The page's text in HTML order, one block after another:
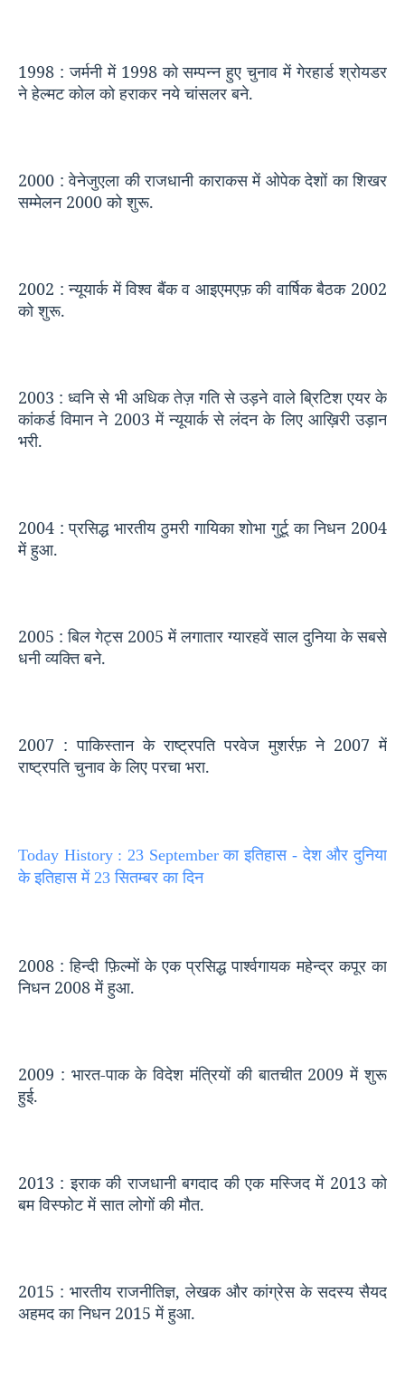
1998 :जर्मनी में 1998को सम्पन्न हुए चुनाव में गेरहार्ड श्रोयडर
ने हेल्मट कोल को हराकर नये चांसलर बने.
2000 :वेनेजुएला की राजधानी काराकस में ओपेक देशों का शिखर
सम्मेलन 2000को शुरू.
2002 :न्यूयार्क में विश्व बैंक व आइएमएफ़ की वार्षिक बैठक 2002
को शुरू.
2003 :ध्वनि से भी अधिक तेज़ गति से उड़ने वाले ब्रिटिश एयर के
कांकर्ड विमान ने 2003 में न्यूयार्क से लंदन के लिए आख़िरी उड़ान
भरी.
2004 :प्रसिद्ध भारतीय ठुमरी गायिका शोभा गुर्टू का निधन 2004
में हुआ.
2005 :बिल गेट्स 2005 में लगातार ग्यारहवें साल दुनिया के सबसे
धनी व्यक्ति बने.
2007 :पाकिस्‍तान के राष्‍ट्रपति परवेज मुशर्रफ़ ने 2007 में
राष्‍ट्रपति चुनाव के लिए परचा भरा.
Today History : 23 September का इतिहास - देश और दुनिया
के इतिहास में 23 सितम्बर का दिन
2008 :हिन्दी फ़िल्मों के एक प्रसिद्ध पार्श्वगायक महेन्द्र कपूर का
निधन 2008में हुआ.
2009 : भारत-पाक के विदेश मंत्रियों की बातचीत 2009 में शुरू
हुई.
2013 :इराक की राजधानी बगदाद की एक मस्जिद में 2013 को
बम विस्फोट में सात लोगों की मौत.
2015 : भारतीय राजनीतिज्ञ,लेखक और कांग्रेस के सदस्य सैयद
अहमद का निधन 2015में हुआ.